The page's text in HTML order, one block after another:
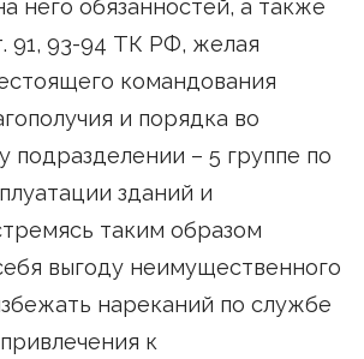
него обязанностей, а также
91, 93-94 ТК РФ, желая
командования
и порядка во
подразделении – 5 группе по
зданий и
таким образом
выгоду неимущественного
нареканий по службе
к